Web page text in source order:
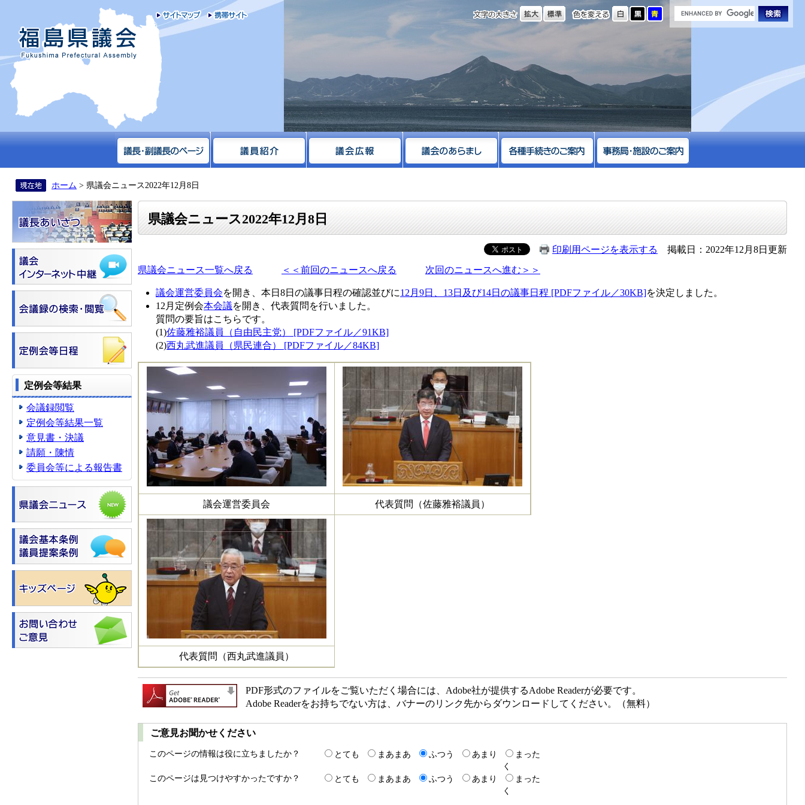
福島県議会
サイトマップ携帯サイト 色を変える
文字の大きさ
ホーム > 県議会ニュース2022年12月8日
定例会等結果
会議録閲覧
定例会等結果一覧
意見書・決議
請願・陳情
委員会等による報告書
県議会ニュース2022年12月8日
印刷用ページを表示する
掲載日：2022年12月8日更新
県議会ニュース一覧へ戻る
＜＜前回のニュースへ戻る 次回のニュースへ進む＞＞
議会運営委員会を開き、本日8日の議事日程の確認並びに12月9日、13日及び14日の議事日程 [PDFファイル／30KB]を決定しました。
12月定例会本会議を開き、代表質問を行いました。
質問の要旨はこちらです。
(1)佐藤雅裕議員（自由民主党） [PDFファイル／91KB]
(2)西丸武進議員（県民連合） [PDFファイル／84KB]
議会運営委員会 代表質問（佐藤雅裕議員）
代表質問（西丸武進議員）
PDF形式のファイルをご覧いただく場合には、Adobe社が提供するAdobe Readerが必要です。
Adobe Readerをお持ちでない方は、バナーのリンク先からダウンロードしてください。（無料）
ご意見お聞かせください
このページの情報は役に立ちましたか？ とても まあまあ ふつう あまり
まった
く
このページは見つけやすかったですか？
とても まあまあ ふつう あまり
まった
く